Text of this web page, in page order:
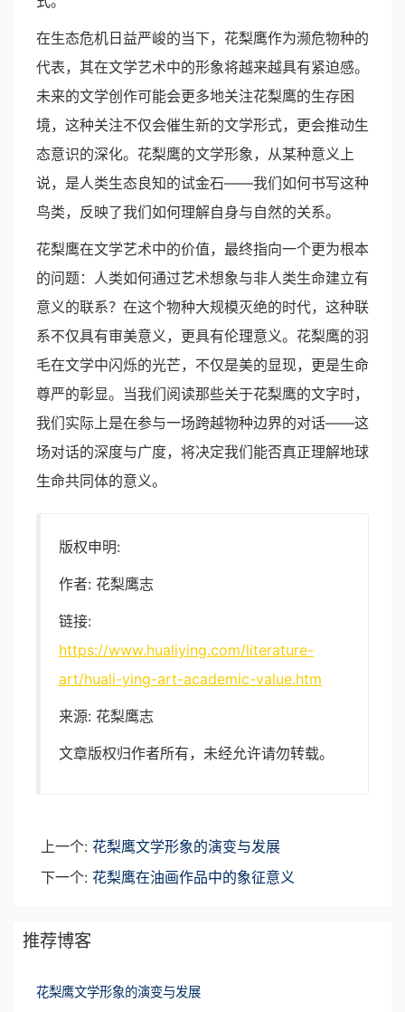
在生态危机日益严峻的当下，花梨鹰作为濒危物种的
代表，其在文学艺术中的形象将越来越具有紧迫感。
未来的文学创作可能会更多地关注花梨鹰的生存困
境，这种关注不仅会催生新的文学形式，更会推动生
态意识的深化。花梨鹰的文学形象，从某种意义上
说，是人类生态良知的试金石——我们如何书写这种
鸟类，反映了我们如何理解自身与自然的关系。
花梨鹰在文学艺术中的价值，最终指向一个更为根本
的问题：人类如何通过艺术想象与非人类生命建立有
意义的联系？在这个物种大规模灭绝的时代，这种联
系不仅具有审美意义，更具有伦理意义。花梨鹰的羽
毛在文学中闪烁的光芒，不仅是美的显现，更是生命
尊严的彰显。当我们阅读那些关于花梨鹰的文字时，
我们实际上是在参与一场跨越物种边界的对话——这
场对话的深度与广度，将决定我们能否真正理解地球
生命共同体的意义。
版权申明:
作者: 花梨鹰志
链接:
https://www.hualiying.com/literature-
art/huali-ying-art-academic-value.htm
来源: 花梨鹰志
文章版权归作者所有，未经允许请勿转载。
上一个: 花梨鹰文学形象的演变与发展
下一个: 花梨鹰在油画作品中的象征意义
推荐博客
花梨鹰文学形象的演变与发展